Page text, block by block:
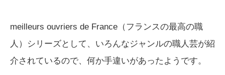
meilleurs ouvriers de France（フランスの最高の職
人）シリーズとして、いろんなジャンルの職人芸が紹
介されているので、何か手違いがあったようです。